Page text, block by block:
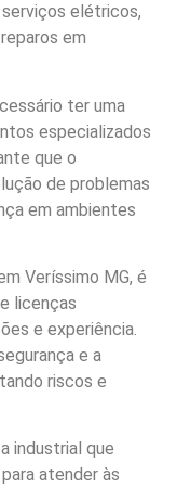
serviços elétricos,
em
ter uma
especializados
que o
de problemas
em ambientes
Veríssimo MG, é
licenças
e experiência.
e a
riscos e
industrial que
atender às